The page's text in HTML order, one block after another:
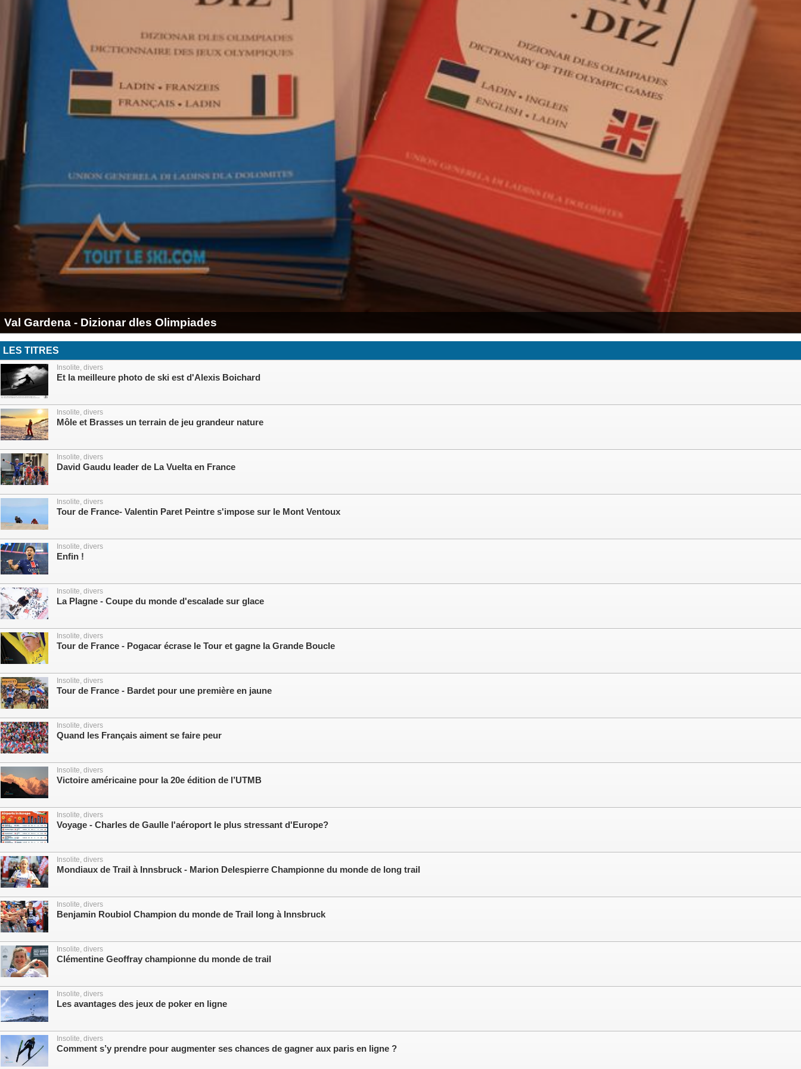
Val Gardena - Dizionar dles Olimpiades
LES TITRES
Insolite, divers
Et la meilleure photo de ski est d'Alexis Boichard
Insolite, divers
Môle et Brasses un terrain de jeu grandeur nature
Insolite, divers
David Gaudu leader de La Vuelta en France
Insolite, divers
Tour de France- Valentin Paret Peintre s'impose sur le Mont Ventoux
Insolite, divers
Enfin !
Insolite, divers
La Plagne - Coupe du monde d'escalade sur glace
Insolite, divers
Tour de France - Pogacar écrase le Tour et gagne la Grande Boucle
Insolite, divers
Tour de France - Bardet pour une première en jaune
Insolite, divers
Quand les Français aiment se faire peur
Insolite, divers
Victoire américaine pour la 20e édition de l’UTMB
Insolite, divers
Voyage - Charles de Gaulle l'aéroport le plus stressant d'Europe?
Insolite, divers
Mondiaux de Trail à Innsbruck - Marion Delespierre Championne du monde de long trail
Insolite, divers
Benjamin Roubiol Champion du monde de Trail long à Innsbruck
Insolite, divers
Clémentine Geoffray championne du monde de trail
Insolite, divers
Les avantages des jeux de poker en ligne
Insolite, divers
Comment s’y prendre pour augmenter ses chances de gagner aux paris en ligne ?